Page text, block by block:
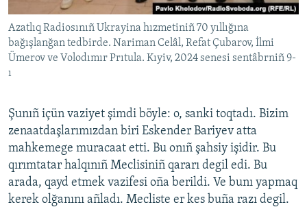
Azatlıq Radiosınıñ Ukrayina hızmetiniñ 70 yıllığına
bağışlanğan tedbirde. Nariman Celâl, Refat Çubarov, İlmi
Ümerov ve Volodımır Prıtula. Kıyiv, 2024 senesi sentâbrniñ 9-
ı
Şunıñ içün vaziyet şimdi böyle: o, sanki toqtadı. Bizim
zenaatdaşlarımızdan biri Eskender Bariyev atta
mahkemege muracaat etti. Bu onıñ şahsiy işidir. Bu
qırımtatar halqınıñ Meclisiniñ qararı degil edi. Bu
arada, qayd etmek vazifesi oña berildi. Ve bunı yapmaq
kerek olğanını añladı. Mecliste er kes buña razı degil.